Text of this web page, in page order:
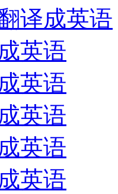
译成英语
英语
英语
英语
英语
英语